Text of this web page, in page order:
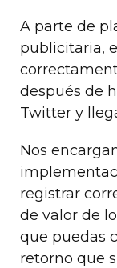
A parte de
publicitaria,
después de
Twitter y
Nos
registrar
de valor de
que puedas
retorno que